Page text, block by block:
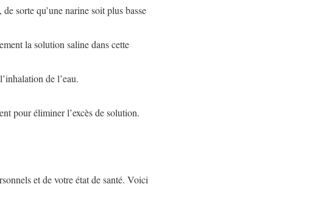
sorte qu’une narine soit plus basse
la solution saline dans cette
de l’eau.
pour éliminer l’excès de solution.
et de votre état de santé. Voici